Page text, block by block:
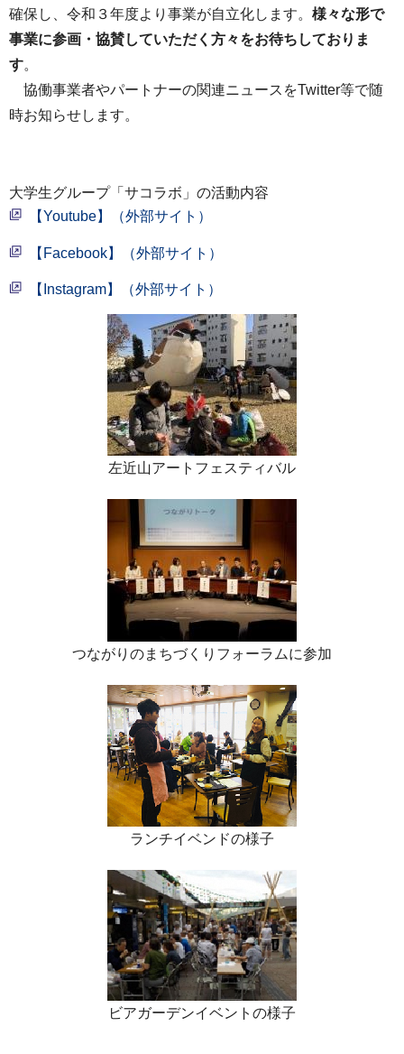
確保し、令和３年度より事業が自立化します。 様々な形で
事業に参画・協賛していただく方々をお待ちしておりま
す。
協働事業者やパートナーの関連ニュースをTwitter等で随
時お知らせします。
大学生グループ「サコラボ」の活動内容
【Youtube】（外部サイト）
【Facebook】（外部サイト）
【Instagram】（外部サイト）
左近山アートフェスティバル
つながりのまちづくりフォーラムに参加
ランチイベンドの様子
ビアガーデンイベントの様子